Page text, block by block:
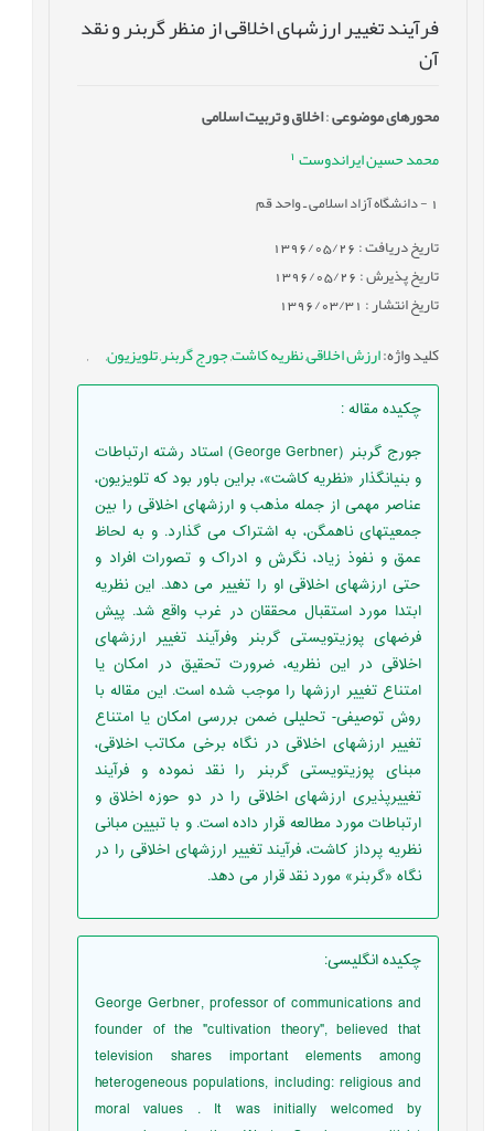
فرآیند تغییر ارزشهای اخلاقی از منظر گربنر و نقد
آن
محورهای موضوعی:اخلاق و تربیت اسلامی
محمد حسین ایراندوست1
- دانشگاه آزاد اسلامی ـ واحد قم
تاریخ دریافت : 1396/05/26
تاریخ پذیرش : 1396/05/26
تاریخ انتشار : 1396/03/31
کلید واژه:ارزش اخلاقی,نظریه کاشت,جورج گربنر,تلویزیون,
چکیده مقاله:
جورج گربنر (George Gerbner) استاد رشته ارتباطات
و بنیانگذار «نظریه کاشت»، براین باور بود كه تلویزیون،
عناصر مهمی از جمله مذهب و ارزشهای اخلاقی را بین
جمعیتهای ناهمگن، به اشتراک می گذارد. و به لحاظ
عمق و نفوذ زیاد، نگرش و ادراک و تصورات افراد و
حتی ارزشهای اخلاقی او را تغییر می دهد. این نظریه
ابتدا مورد استقبال محققان در غرب واقع شد. پیش
فرضهای پوزیتویستی گربنر وفرآیند تغییر ارزشهای
اخلاقی در این نظریه، ضرورت تحقیق در امکان یا
امتناع تغییر ارزشها را موجب شده است. این مقاله با
روش توصیفی- تحلیلی ضمن بررسی امکان یا امتناع
تغییر ارزشهای اخلاقی در نگاه برخی مکاتب اخلاقی،
مبنای پوزیتویستی گربنر را نقد نموده و فرآیند
تغییرپذیری ارزشهای اخلاقی را در دو حوزه اخلاق و
ارتباطات مورد مطالعه قرار داده است. و با تبیین مبانی
نظریه پرداز کاشت، فرآیند تغییر ارزشهای اخلاقی را در
نگاه «گربنر» مورد نقد قرار می دهد.
چکیده انگلیسی:
George Gerbner, professor of communications and
founder of the "cultivation theory", believed that
television shares important elements among
heterogeneous populations, including: religious and
moral values . It was initially welcomed by